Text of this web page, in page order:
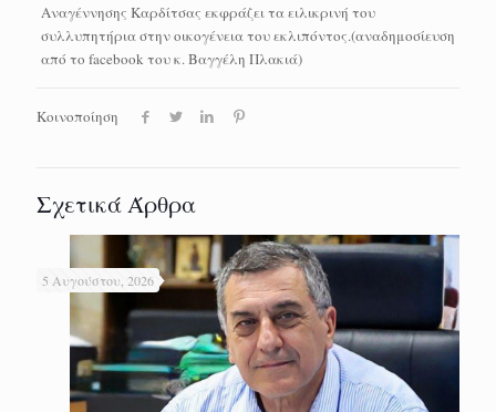
Αναγέννησης Καρδίτσας εκφράζει τα ειλικρινή του
συλλυπητήρια στην οικογένεια του εκλιπόντος.(αναδημοσίευση
από το facebook του κ. Βαγγέλη Πλακιά)
Κοινοποίηση
Σχετικά Άρθρα
5 Αυγούστου, 2026